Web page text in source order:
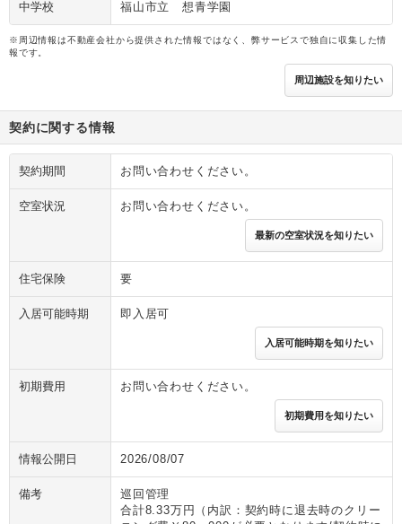
中学校 福山市立 想青学園
※周辺情報は不動産会社から提供された情報ではなく、弊サービスで独自に収集した情
報です。
周辺施設を知りたい
契約に関する情報
契約期間 お問い合わせください。
空室状況 お問い合わせください。
最新の空室状況を知りたい
住宅保険 要
入居可能時期 即入居可
入居可能時期を知りたい
初期費用 お問い合わせください。
初期費用を知りたい
情報公開日 2026/08/07
備考
巡回管理
合計8.33万円（内訳：契約時に退去時のクリー